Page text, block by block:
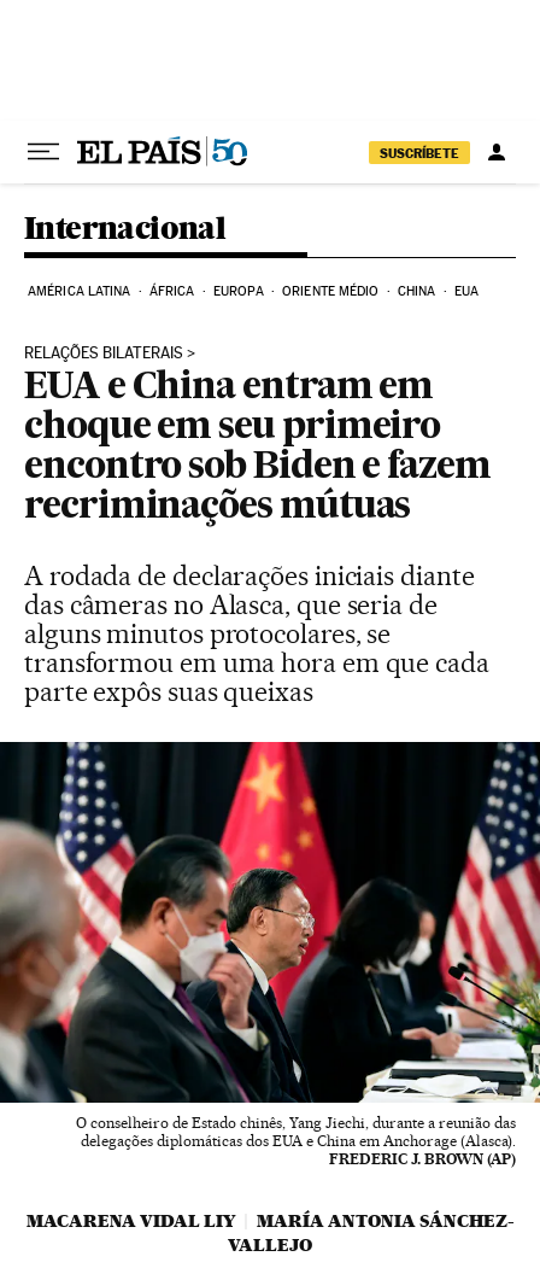
SUSCRÍBETE
Internacional
AMÉRICA LATINA ÁFRICA EUROPA ORIENTE MÉDIO CHINA EUA
RELAÇÕES BILATERAIS
EUA e China entram em
choque em seu primeiro
encontro sob Biden e fazem
recriminações mútuas
A rodada de declarações iniciais diante
das câmeras no Alasca, que seria de
alguns minutos protocolares, se
transformou em uma hora em que cada
parte expôs suas queixas
O conselheiro de Estado chinês, Yang Jiechi, durante a reunião das
delegações diplomáticas dos EUA e China em Anchorage (Alasca).
FREDERIC J. BROWN (AP)
MACARENA VIDAL LIY
MARÍA ANTONIA SÁNCHEZ-
VALLEJO